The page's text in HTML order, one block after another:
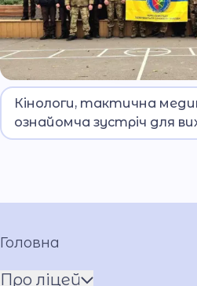
Під час візиту гвардійці
ліцеїстами
презентували зразки
Кінологи, тактична
ознайомча зустріч для
Дніпровського ліцею МВС
Головна
Про ліцей